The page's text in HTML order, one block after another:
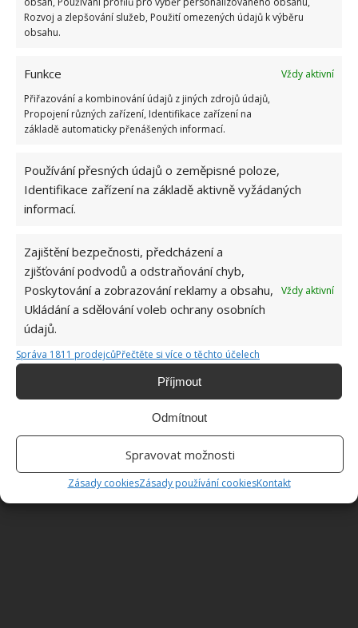
Rozvoj a zlepšování služeb, Použití omezených údajů k výběru
obsahu.
Funkce
Vždy aktivní
Přiřazování a kombinování údajů z jiných zdrojů údajů,
Propojení různých zařízení, Identifikace zařízení na
základě automaticky přenášených informací.
Používání přesných údajů o zeměpisné poloze,
Identifikace zařízení na základě aktivně vyžádaných
informací.
Zajištění bezpečnosti, předcházení a
zjišťování podvodů a odstraňování chyb,
Poskytování a zobrazování reklamy a obsahu,
Ukládání a sdělování voleb ochrany osobních
údajů.
Vždy aktivní
Správa 1811 prodejcůPřečtěte si více o těchto účelech
Příjmout
Odmítnout
Spravovat možnosti
Zásady cookiesZásady používání cookiesKontakt
čistění dřevěné pracovní desky, stolu či prkýnek
určených na krájení potravin. Ještě intenzivnějšího
účinku pak dosáhnete jeho zkombinováním se solí,
citronu se také zbavíte nepříjemných plísní v
koupelně, stačí plíseň potřít plátkem citronu.
Nakrájený citron se doporučuje nechávat jako
prevenci před vznikem zápachu v ledničce.
Fotografie: Pixabay, Freepik